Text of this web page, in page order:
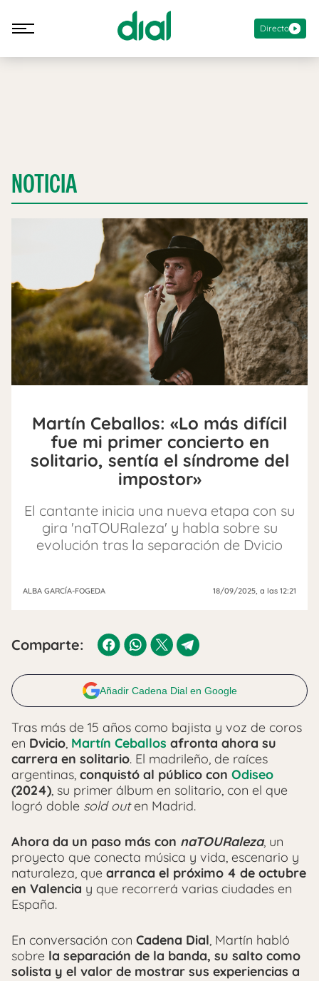
Directo
NOTICIA
Martín Ceballos: «Lo más difícil
fue mi primer concierto en
solitario, sentía el síndrome del
impostor»
El cantante inicia una nueva etapa con su
gira 'naTOURaleza' y habla sobre su
evolución tras la separación de Dvicio
ALBA GARCÍA-FOGEDA 18/09/2025, a las 12:21
Comparte:
Añadir Cadena Dial en Google
Tras más de 15 años como bajista y voz de coros
en Dvicio, Martín Ceballos afronta ahora su
carrera en solitario. El madrileño, de raíces
argentinas, conquistó al público con Odiseo
(2024), su primer álbum en solitario, con el que
logró doble sold outen Madrid.
Ahora da un paso más con naTOURaleza, un
proyecto que conecta música y vida, escenario y
naturaleza, que arranca el próximo 4 de octubre
en Valencia y que recorrerá varias ciudades en
España.
En conversación con Cadena Dial, Martín habló
sobre la separación de la banda, su salto como
solista y el valor de mostrar sus experiencias a